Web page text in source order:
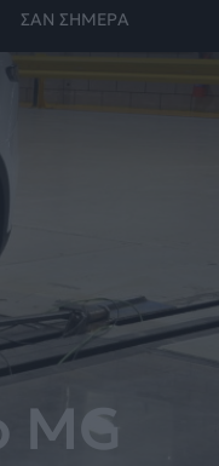
ΣΑΝ ΣΗΜΕΡΑ
MG